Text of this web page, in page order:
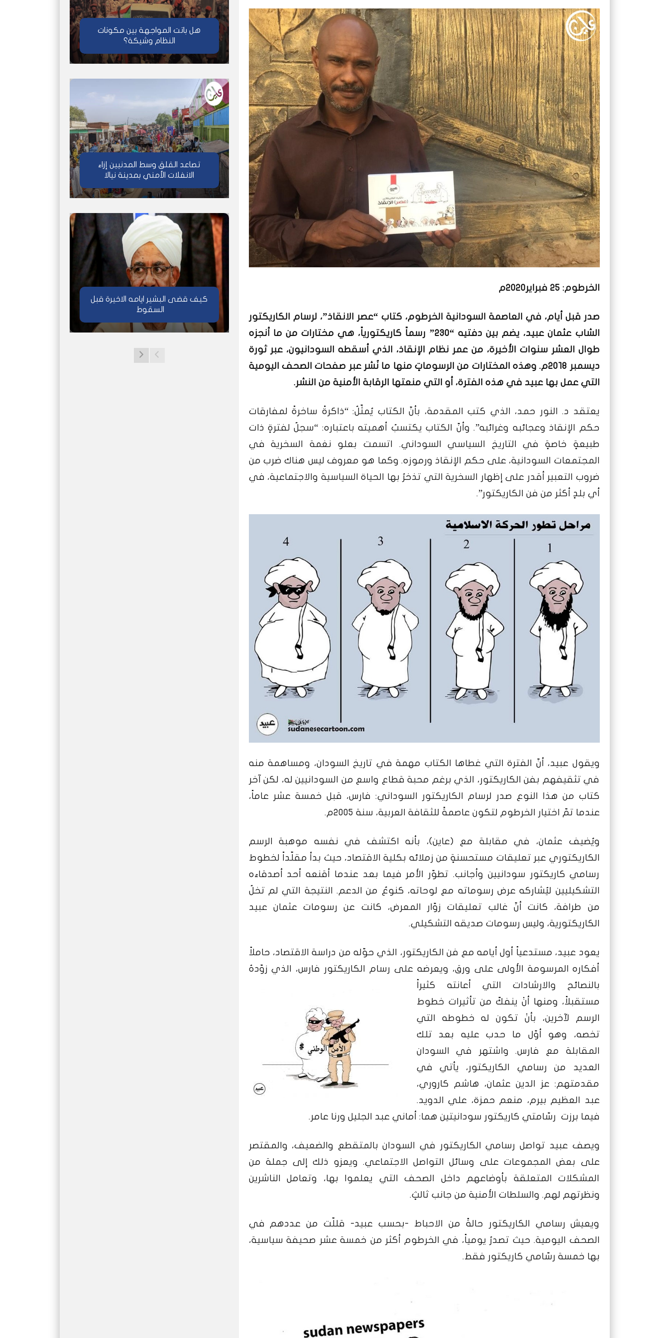
الخرطوم: 25 فبراير2020م
صدر قبل أيام، في العاصمة السودانية الخرطوم، كتاب “عصر الانقاذ”، لرسام الكاريكتور
الشاب عثمان عبيد، يضم بين دفتيه “٢٣٠” رسماً كاريكتورياً، هي مختارات من ما أنجزه
طوال العشر سنوات الأخيرة، من عمر نظام الإنقاذ، الذي أسقطه السودانيون، عبر ثورة
ديسمبر ٢٠١٨م.
وهذه المختارات من الرسوماتٍ منها ما نُشر عبر صفحات الصحف اليومية
التي عمل بها عبيد في هذه الفترة، أو التي منعتها الرقابة الأمنية من النشر.
يعتقد د. النور حمد، الذي كتب المقدمة، بأنّ الكتاب يُمثّلُ: “ذاكرةً ساخرةً لمفارقات
حكم الإنقاذ وعجائبه وغرائبه”. وأنّ الكتاب يكتسبُ أهميته باعتباره: “سجلٌ لفترةٍ ذات
طبيعةٍ خاصةٍ في التاريخ السياسي السوداني. اتسمت بعلو نغمة السخرية في
المجتمعات السودانية، على حكم الإنقاذ ورموزه. وكما هو معروف ليس هناك ضرب من
ضروب التعبير أقدر على إظهار السخرية التي تذخرُ بها الحياة السياسية والاجتماعية، في
أي بلدٍ أكثر من فن الكاريكتور”.
ويقول عبيد، أنّ الفترة التي غطاها الكتاب مهمة في تاريخ السودان، ومساهمة منه
في تثقيفهم بفن الكاريكتور، الذي برغم محبة قطاع واسع من السودانيين له، لكن آخر
كتاب من هذا النوع صدر لرسام الكاريكتور السوداني: فارس، قبل خمسة عشر عاماً،
عندما تمّ اختيار الخرطوم لتكون عاصمةً للثقافة العربية، سنة ٢٠٠٥م.
ويُضيف عثمان، في مقابلة مع (عاين)، بأنه اكتشف في نفسه موهبة الرسم
الكاريكتوري عبر تعليقات مستحسنةٍ من زملائه بكلية الاقتصاد، حيث بدأ مقلّداً لخطوط
رسامي كاريكتور سودانيين وأجانب. تطوّر الأمر فيما بعد عندما أقنعه أحد أصدقاءه
التشكيليين ليُشاركه عرض رسوماته مع لوحاته، كنوعٌ من الدعم. النتيجة التي لم تخلُ
من طرافة، كانت أنّ غالب تعليقات زوّار المعرض، كانت عن رسومات عثمان عبيد
الكاريكتورية، وليس رسومات صديقه التشكيلي.
يعود عبيد، مستدعياً أول أيامه مع فن الكاريكتور، الذي حوّله من دراسة الاقتصاد، حاملاً
أفكاره المرسومة الأولى على ورق، ويعرضه على رسام الكاريكتور فارس، الذي زوّدهُ
بالنصائح والارشادات
التي أعانته كثيراً
مستقبلاً، ومنها أنْ ينفكّ من تأثيرات خطوط
الرسم لآخرين، بأنْ تكون له خطوطه التي
تخصه، وهو أوّل ما حدب عليه بعد تلك
المقابلة مع فارس. واشتهر في السودان
العديد من رسامي الكاريكتور، يأتي في
مقدمتهم: عز الدين عثمان، هاشم كاروري،
عبد العظيم بيرم، منعم حمزة، علي الدويد.
فيما برزت رسّامتي كاريكتور سودانيتين هما: أماني عبد الجليل ورنا عامر.
ويصف عبيد تواصل رسامي الكاريكتور في السودان بالمتقطع والضعيف، والمقتصر
على بعض المجموعات على وسائل التواصل الاجتماعي. ويعزو ذلك إلى جملة من
المشكلات المتعلقة بأوضاعهم داخل الصحف التي يعلموا بها، وتعامل الناشرين
ونظرتهم لهم. والسلطات الأمنية من جانب ثالثٍ.
ويعيش رسامي الكاريكتور حالةً من الاحباط -بحسب عبيد- قللّت من عددهم في
الصحف اليومية. حيث تصدرُ يومياً، في الخرطوم أكثر من خمسة عشر صحيفة سياسية،
بها خمسة رسّامي كاريكتور فقط.
هل باتت المواجهة بين مكونات
النظام وشيكة؟
تصاعد القلق وسط المدنيين إزاء
الانفلات الأمني بمدينة نيالا
كيف قضى البشير ايامه الاخيرة قبل
السقوط